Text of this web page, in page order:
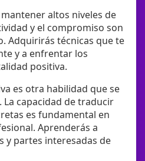
altos niveles de
y el compromiso son
Adquirirás técnicas que te
y a enfrentar los
positiva.
es otra habilidad que se
capacidad de traducir
es fundamental en
Aprenderás a
y partes interesadas de